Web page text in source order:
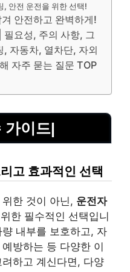
, 안전 운전을 위한 선택!
안전하고 완벽하게!
필요성, 주의 사항, 그
자동차, 열차단, 자외
자주 묻는 질문 TOP
가이드|
고 효과적인 선택
한 것이 아닌, 운전자
한 필수적인 선택입니
내부를 보호하고, 자
방하는 등 다양한 이
하고 계신다면, 다양